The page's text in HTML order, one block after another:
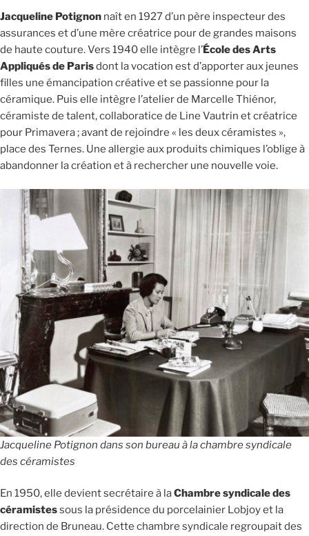
Jacqueline Potignon naît en 1927 d’un père inspecteur des
assurances et d’une mère créatrice pour de grandes maisons
de haute couture. Vers 1940 elle intègre l’École des Arts
Appliqués de Parisdont la vocation est d’apporter aux jeunes
filles une émancipation créative et se passionne pour la
céramique. Puis elle intègre l’atelier de Marcelle Thiénor,
céramiste de talent, collaboratice de Line Vautrin et créatrice
pour Primavera ; avant de rejoindre « les deux céramistes »,
place des Ternes. Une allergie aux produits chimiques l’oblige à
abandonner la création et à rechercher une nouvelle voie.
Jacqueline Potignon dans son bureau à la chambre syndicale
des céramistes
En 1950, elle devient secrétaire à laChambre syndicale des
céramistessous la présidence du porcelainier Lobjoy et la
direction de Bruneau. Cette chambre syndicale regroupait des